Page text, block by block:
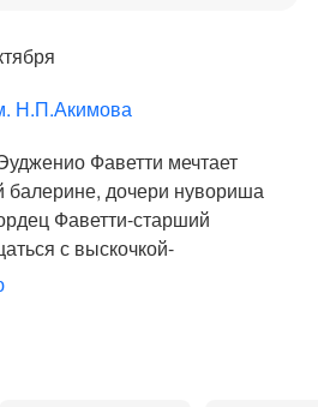
Н.П.Акимова
Фаветти мечтает
балерине, дочери нувориша
Фаветти-старший
с выскочкой-
Эудженио приходится
будущему тестю. Это совсем